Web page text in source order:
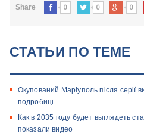
Share 0 0 0
СТАТЬИ ПО ТЕМЕ
Окупований Маріуполь після серії
подробиці
​Как в 2035 году будет выглядеть
показали видео